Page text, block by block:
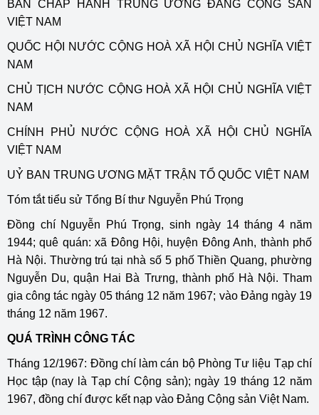
BAN CHẤP HÀNH TRUNG ƯƠNG ĐẢNG CỘNG SẢN
VIỆT NAM
QUỐC HỘI NƯỚC CỘNG HOÀ XÃ HỘI CHỦ NGHĨA VIỆT
NAM
CHỦ TỊCH NƯỚC CỘNG HOÀ XÃ HỘI CHỦ NGHĨA VIỆT
NAM
CHÍNH PHỦ NƯỚC CỘNG HOÀ XÃ HỘI CHỦ NGHĨA
VIỆT NAM
UỶ BAN TRUNG ƯƠNG MẶT TRẬN TỔ QUỐC VIỆT NAM
Tóm tắt tiểu sử Tổng Bí thư Nguyễn Phú Trọng
Đồng chí Nguyễn Phú Trọng, sinh ngày 14 tháng 4 năm
1944; quê quán: xã Đông Hội, huyện Đông Anh, thành phố
Hà Nội. Thường trú tại nhà số 5 phố Thiền Quang, phường
Nguyễn Du, quận Hai Bà Trưng, thành phố Hà Nội. Tham
gia công tác ngày 05 tháng 12 năm 1967; vào Đảng ngày 19
tháng 12 năm 1967.
QUÁ TRÌNH CÔNG TÁC
Tháng 12/1967: Đồng chí làm cán bộ Phòng Tư liệu Tạp chí
Học tập (nay là Tạp chí Cộng sản); ngày 19 tháng 12 năm
1967, đồng chí được kết nạp vào Đảng Cộng sản Việt Nam.